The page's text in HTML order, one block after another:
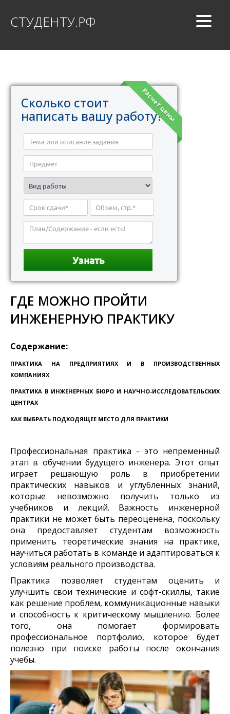
СТУДЕНТУ.РФ
Расчет цены
Сколько стоит
написать вашу работу?
ГДЕ МОЖНО ПРОЙТИ
ИНЖЕНЕРНУЮ ПРАКТИКУ
Содержание:
ПРАКТИКА НА ПРЕДПРИЯТИЯХ И В ПРОИЗВОДСТВЕННЫХ
КОМПАНИЯХ
ПРАКТИКА В ИНЖЕНЕРНЫХ БЮРО И НАУЧНО-ИССЛЕДОВАТЕЛЬСКИХ
ЦЕНТРАХ
КАК ВЫБРАТЬ ПОДХОДЯЩЕЕ МЕСТО ДЛЯ ПРАКТИКИ
Профессиональная практика - это непременный
этап в обучении будущего инженера. Этот опыт
играет решающую роль в приобретении
практических навыков и углубленных знаний,
которые невозможно получить только из
учебников и лекций. Важность инженерной
практики не может быть переоценена, поскольку
она предоставляет студентам возможность
применить теоретические знания на практике,
научиться работать в команде и адаптироваться к
условиям реального производства.
Практика позволяет студентам оценить и
улучшить свои технические и софт-скиллы, такие
как решение проблем, коммуникационные навыки
и способность к критическому мышлению. Более
того, она помогает формировать
профессиональное портфолио, которое будет
полезно при поиске работы после окончания
учебы.